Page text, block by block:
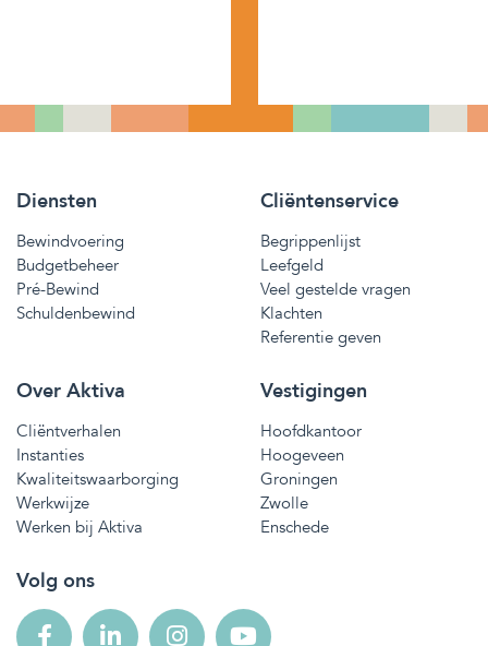
Diensten
Bewindvoering
Budgetbeheer
Pré-Bewind
Schuldenbewind
Cliëntenservice
Begrippenlijst
Leefgeld
Veel gestelde vragen
Klachten
Referentie geven
Over Aktiva
Cliëntverhalen
Instanties
Kwaliteitswaarborging
Werkwijze
Werken bij Aktiva
Vestigingen
Hoofdkantoor
Hoogeveen
Groningen
Zwolle
Enschede
Volg ons